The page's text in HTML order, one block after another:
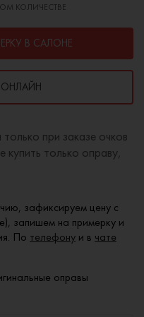
КОЛИЧЕСТВЕ
В САЛОНЕ
ОНЛАЙН
при заказе очков
купить только оправу,
зафиксируем цену с
запишем на примерку и
По телефону и в чате
оправы